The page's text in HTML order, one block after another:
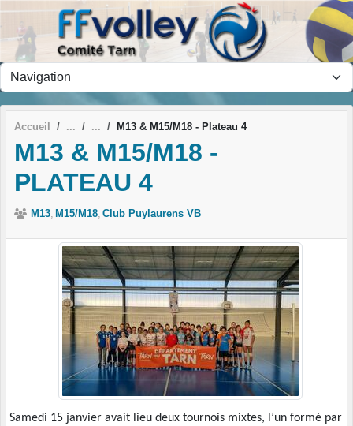
Accueil M13 & M15/M18 - Plateau 4
M13 & M15/M18 -
PLATEAU 4
M13 M15/M18 Club Puylaurens VB
Samedi 15 janvier avait lieu deux tournois mixtes, l’un formé par
Panneau de gestion des cookies